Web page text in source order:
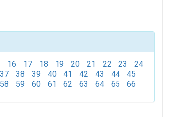
16 17 18 19 20 21 22 23
24
37 38 39 40 41 42 43 44
45
58 59 60 61 62 63 64 65 66